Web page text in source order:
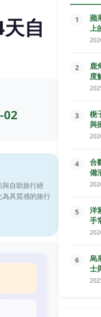
自
02
自助旅行經
具質感的旅行
1
蘋
上
2
鹿
度
3
梔
與
4
合
備
5
洋
手
6
烏
士